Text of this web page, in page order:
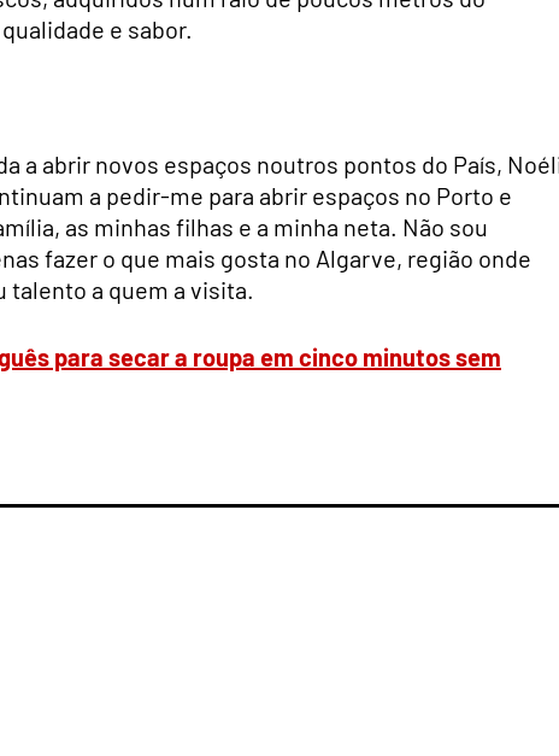
e sabor.
a abrir novos espaços noutros pontos do País,
a pedir-me para abrir espaços no Porto e
as minhas filhas e a minha neta. Não sou
fazer o que mais gosta no Algarve, região onde
a quem a visita.
para secar a roupa em cinco minutos sem